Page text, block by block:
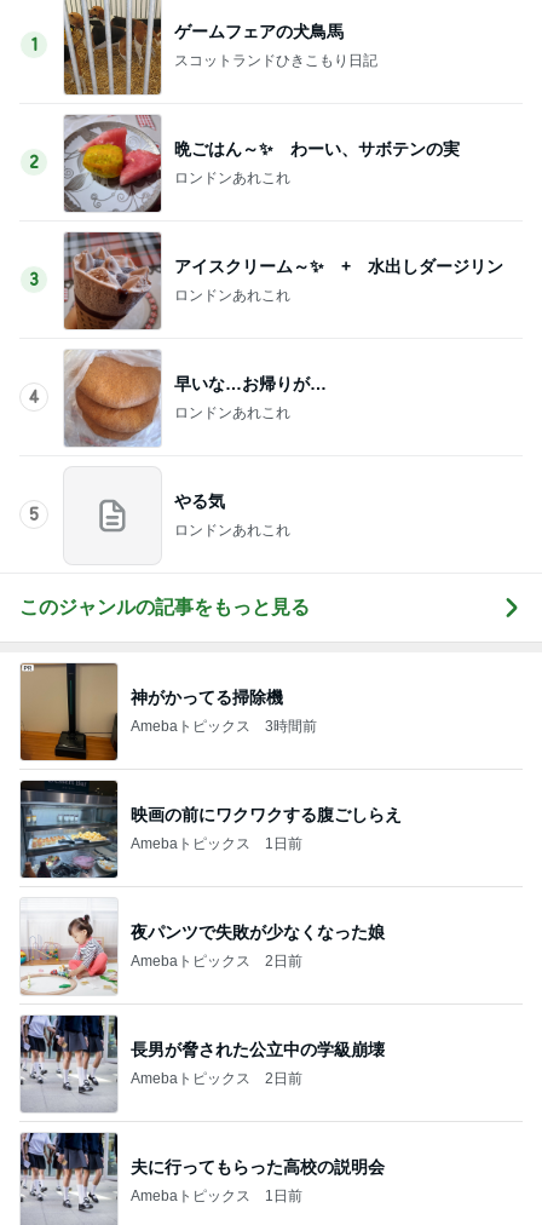
1
ゲームフェアの犬鳥馬
スコットランドひきこもり日記
2
晩ごはん～✨ わーい、サボテンの実
ロンドンあれこれ
3
アイスクリーム～✨ + 水出しダージリン
ロンドンあれこれ
4
早いな…お帰りが…
ロンドンあれこれ
5
やる気
ロンドンあれこれ
このジャンルの記事をもっと見る
神がかってる掃除機
Amebaトピックス 3時間前
映画の前にワクワクする腹ごしらえ
Amebaトピックス 1日前
夜パンツで失敗が少なくなった娘
Amebaトピックス 2日前
長男が脅された公立中の学級崩壊
Amebaトピックス 2日前
夫に行ってもらった高校の説明会
Amebaトピックス 1日前